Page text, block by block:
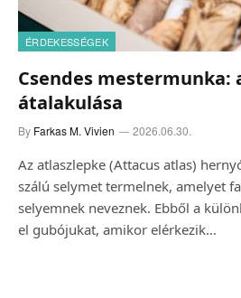
ÉRDEKESSÉGEK
Csendes mestermunka:
átalakulása
By Farkas M. Vivien 2026.06.30.
Az atlaszlepke (Attacus atlas)
szálú selymet termelnek, amelyet
selyemnek neveznek. Ebből a
el gubójukat, amikor elérkezik…